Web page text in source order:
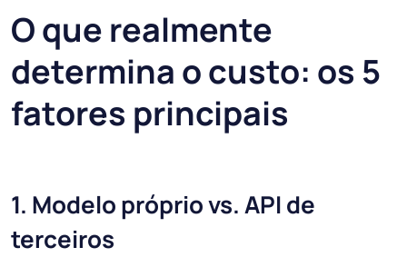
O que realmente
determina o custo: os 5
fatores principais
1. Modelo próprio vs. API de
terceiros